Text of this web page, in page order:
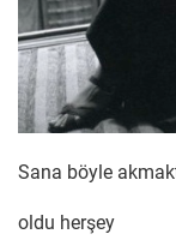
Sana böyle
oldu herşey